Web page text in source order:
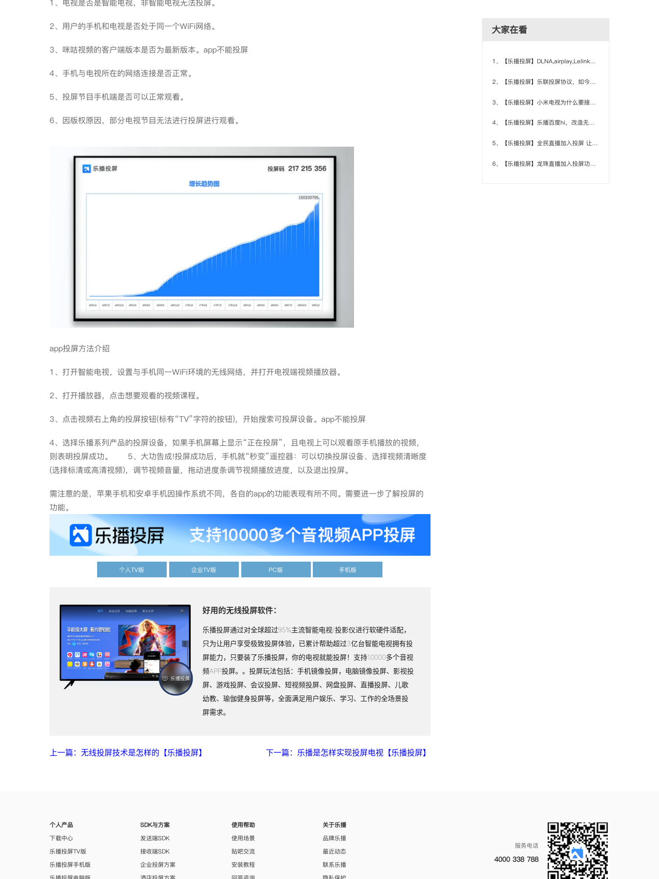
1、电视是否是智能电视，非智能电视无法投屏。
2、用户的手机和电视是否处于同一个WiFi网络。
3、咪咕视频的客户端版本是否为最新版本。app不能投屏
4、手机与电视所在的网络连接是否正常。
5、投屏节目手机端是否可以正常观看。
6、因版权原因，部分电视节目无法进行投屏进行观看。
app投屏方法介绍
1、打开智能电视，设置与手机同一WiFi环境的无线网络，并打开电视端视频播放器。
2、打开播放器，点击想要观看的视频课程。
3、点击视频右上角的投屏按钮(标有“TV”字符的按钮)，开始搜索可投屏设备。app不能投屏
4、选择乐播系列产品的投屏设备，如果手机屏幕上显示“正在投屏”，且电视上可以观看原手机播放的视频，
则表明投屏成功。 5、大功告成!投屏成功后，手机就“秒变”遥控器：可以切换投屏设备、选择视频清晰度
(选择标清或高清视频)，调节视频音量，拖动进度条调节视频播放进度，以及退出投屏。
需注意的是，苹果手机和安卓手机因操作系统不同，各自的app的功能表现有所不同。需要进一步了解投屏的
功能。
个人TV版 企业TV版 PC版 手机版
好用的无线投屏软件：
乐播投屏通过对全球超过95%主流智能电视/投影仪进行软硬件适配，
只为让用户享受极致投屏体验，已累计帮助超过3亿台智能电视拥有投
屏能力，只要装了乐播投屏，你的电视就能投屏！支持10000多个音视
频APP投屏。。投屏玩法包括：手机镜像投屏，电脑镜像投屏、影视投
屏、游戏投屏、会议投屏、短视频投屏、网盘投屏、直播投屏、儿歌
幼教、瑜伽健身投屏等，全面满足用户娱乐、学习、工作的全场景投
屏需求。
上一篇：无线投屏技术是怎样的【乐播投屏】 下一篇：乐播是怎样实现投屏电视【乐播投屏】
大家在看
1、【乐播投屏】DLNA,airplay,Lelink等投屏协议对比
2、【乐播投屏】乐联投屏协议，如今也开放了
3、【乐播投屏】小米电视为什么要接入乐播投屏SDK
4、【乐播投屏】乐播百度hi，改造无线投屏会议系统
5、【乐播投屏】全民直播加入投屏 让刷礼物从此用大屏
6、【乐播投屏】龙珠直播加入投屏功能 电视看遍顶尖直播
个人产品
下载中心
乐播投屏TV版
乐播投屏手机版
SDK与方案
发送端SDK
接收端SDK
企业投屏方案
使用帮助
使用场景
贴吧交流
安装教程
关于乐播
品牌乐播
最近动态
联系乐播
服务电话
4000 338 788